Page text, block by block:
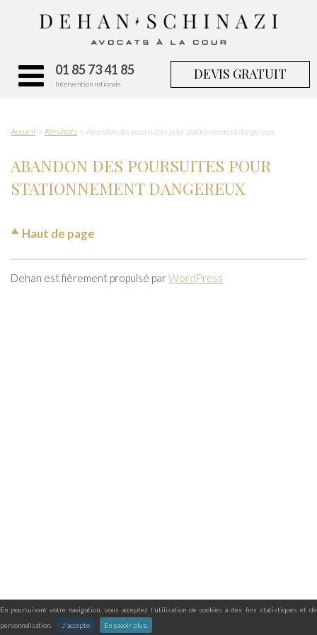
En poursuivant votre navigation, vous acceptez l'utilisation de cookies à des fins statistiques et de
personnalisation.
J'accepte En savoir plus.
01 85 73 41 85
Intervention nationale
DEVIS GRATUIT
Accueil Résultats Abandon des poursuites pour stationnement dangereux
ABANDON DES POURSUITES POUR
STATIONNEMENT DANGEREUX
Haut de page
Dehan est fièrement propulsé parWordPress